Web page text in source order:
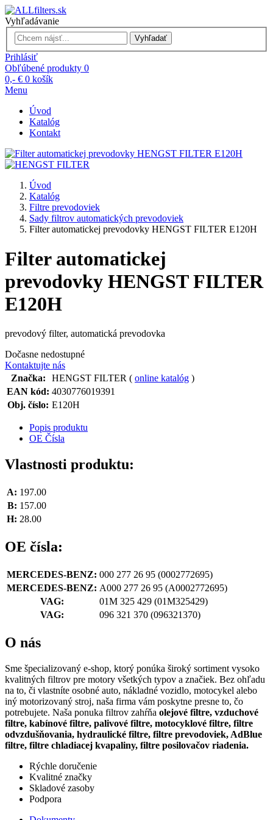
Vyhľadávanie
Vyhľadať
Prihlásiť
Obľúbené produkty 0
0,- € 0 košík
Menu
Úvod
Katalóg
Kontakt
Úvod
Katalóg
Filtre prevodoviek
Sady filtrov automatických prevodoviek
Filter automatickej prevodovky HENGST FILTER E120H
Filter automatickej
prevodovky HENGST FILTER
E120H
prevodový filter, automatická prevodovka
Dočasne nedostupné
Kontaktujte nás
Značka:
HENGST FILTER ( online katalóg )
EAN kód: 4030776019391
Obj. číslo: E120H
Popis produktu
OE Čísla
Vlastnosti produktu:
A: 197.00
B: 157.00
H: 28.00
OE čísla:
MERCEDES-BENZ: 000 277 26 95 (0002772695)
MERCEDES-BENZ: A000 277 26 95 (A0002772695)
VAG:
01M 325 429 (01M325429)
VAG:
096 321 370 (096321370)
O nás
Sme špecializovaný e-shop, ktorý ponúka široký sortiment vysoko
kvalitných filtrov pre motory všetkých typov a značiek. Bez ohľadu
na to, či vlastníte osobné auto, nákladné vozidlo, motocykel alebo
iný motorizovaný stroj, naša firma vám poskytne presne to, čo
potrebujete. Naša ponuka filtrov zahŕňa olejové filtre, vzduchové
filtre, kabínové filtre, palivové filtre, motocyklové filtre, filtre
odvzdušňovania, hydraulické filtre, filtre prevodoviek, AdBlue
filtre, filtre chladiacej kvapaliny, filtre posilovačov riadenia.
Rýchle doručenie
Kvalitné značky
Skladové zasoby
Podpora